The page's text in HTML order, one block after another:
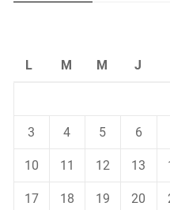
L M M J
3 4 5 6
10 11 12 13
17 18 19 20